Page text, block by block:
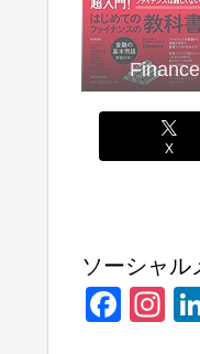
Finance
X
ソーシャル
F
In